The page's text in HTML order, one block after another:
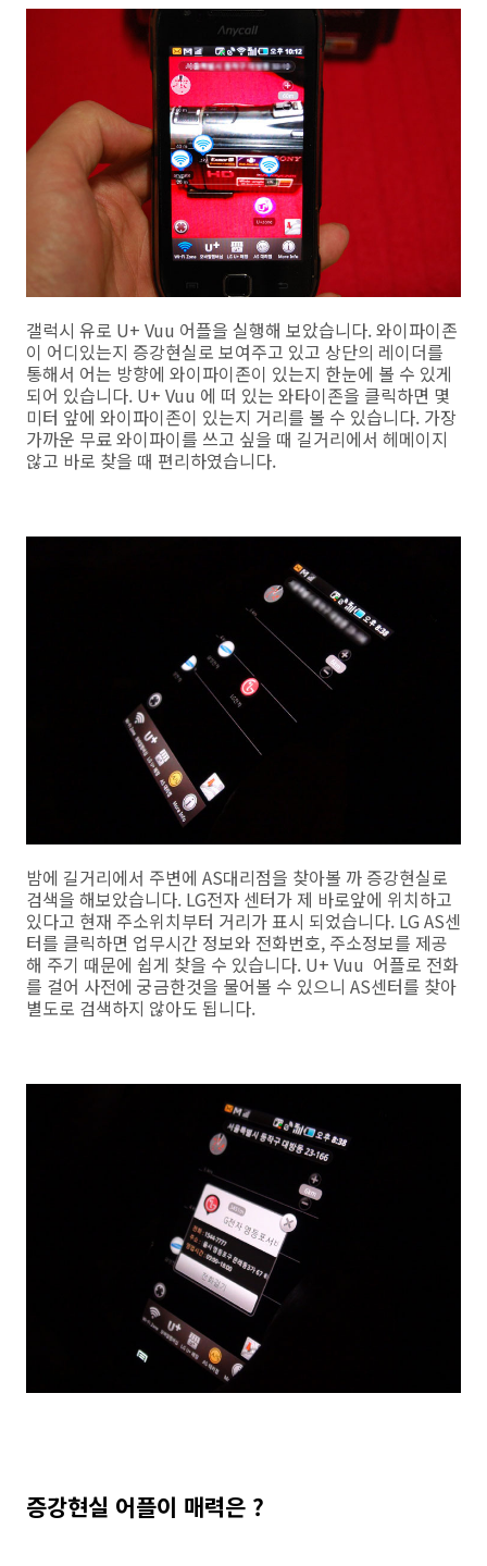
갤럭시 유로 U+ Vuu 어플을 실행해 보았습니다. 와이파이존
이 어디있는지 증강현실로 보여주고 있고 상단의 레이더를
통해서 어는 방향에 와이파이존이 있는지 한눈에 볼 수 있게
되어 있습니다. U+ Vuu 에 떠 있는 와타이존을 클릭하면 몇
미터 앞에 와이파이존이 있는지 거리를 볼 수 있습니다. 가장
가까운 무료 와이파이를 쓰고 싶을 때 길거리에서 헤메이지
않고 바로 찾을 때 편리하였습니다.
밤에 길거리에서 주변에 AS대리점을 찾아볼 까 증강현실로
검색을 해보았습니다. LG전자 센터가 제 바로앞에 위치하고
있다고 현재 주소위치부터 거리가 표시 되었습니다. LG AS센
터를 클릭하면 업무시간 정보와 전화번호, 주소정보를 제공
해 주기 때문에 쉽게 찾을 수 있습니다. U+ Vuu 어플로 전화
를 걸어 사전에 궁금한것을 물어볼 수 있으니 AS센터를 찾아
별도로 검색하지 않아도 됩니다.
증강현실 어플이 매력은 ?